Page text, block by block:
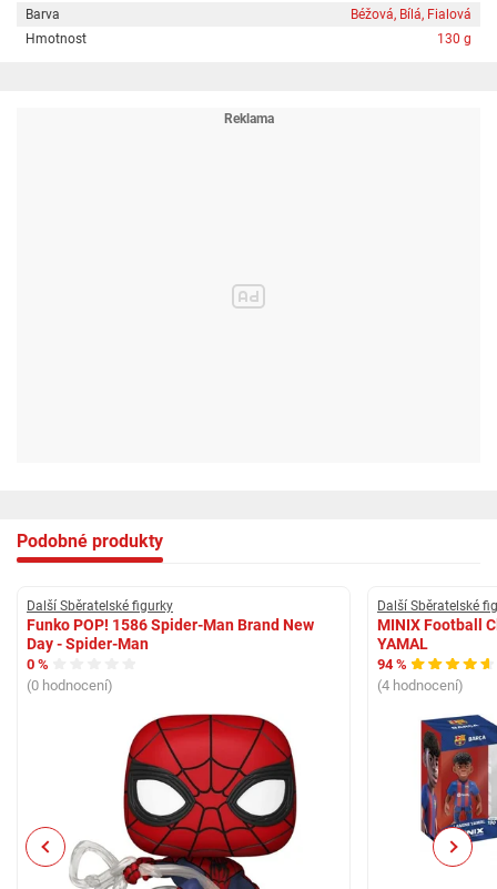
Barva
Béžová, Bílá, Fialová
Hmotnost
130 g
Podobné produkty
Další Sběratelské figurky
Funko POP! 1586 Spider-Man Brand New
Day - Spider-Man
0 %
(0 hodnocení)
Další Sběratelské
MINIX Football
YAMAL
94 %
(4 hodnocení)
Previous Next